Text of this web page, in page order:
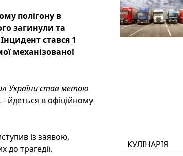
полігону в
загинули та
стався 1
механізованої
України став метою
- йдеться в офіційному
із заявою,
до трагедії.
КУЛІНАРІЯ